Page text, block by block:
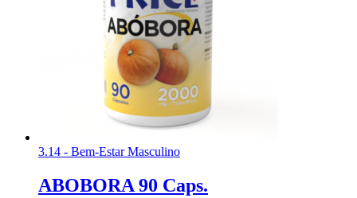
3.14 - Bem-Estar Masculino
ABOBORA 90 Caps.